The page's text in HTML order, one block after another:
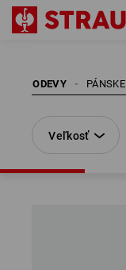
ODEVY PÁNSKE
Veľkosť
Veľkosť